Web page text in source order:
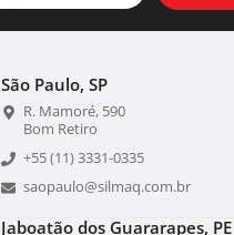
São Paulo, SP
R. Mamoré, 590
Bom Retiro
+55 (11) 3331-0335
saopaulo@silmaq.com.br
Jaboatão dos Guararapes, PE